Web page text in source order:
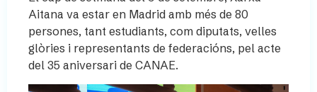
Aitana va estar en Madrid amb més de 80
persones, tant estudiants, com diputats, velles
glòries i representants de federacións, pel acte
del 35 aniversari de CANAE.